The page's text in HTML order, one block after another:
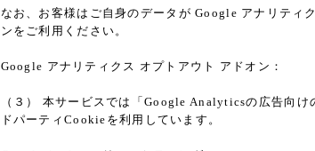
なお、お客様はご自身のデータが Google アナリティ
ンをご利用ください。
Google アナリティクス オプトアウト アドオン：
（３） 本サービスでは「Google Analyticsの広告向
ドパーティCookieを利用しています。